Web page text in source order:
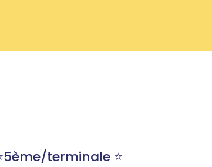
terminale ⭐️